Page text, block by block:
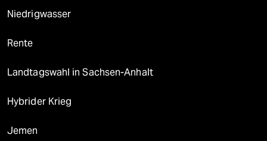
Niedrigwasser
Rente
Landtagswahl in Sachsen-Anhalt
Hybrider Krieg
Jemen